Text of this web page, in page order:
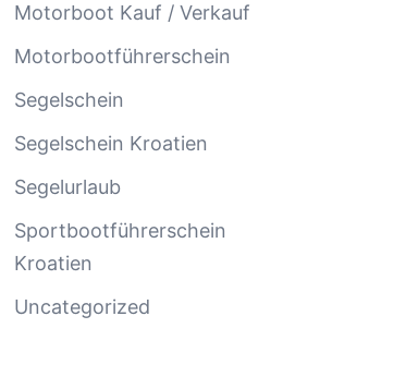
Motorboot Kauf / Verkauf
Motorbootführerschein
Segelschein
Segelschein Kroatien
Segelurlaub
Sportbootführerschein
Kroatien
Uncategorized